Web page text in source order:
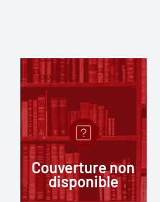
Couverture non
disponible